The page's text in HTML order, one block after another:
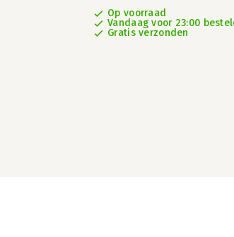
Op voorraad
Vandaag voor 23:00
Gratis verzonden